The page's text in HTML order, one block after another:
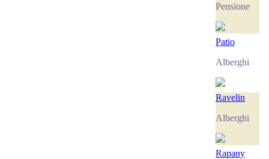
Pensione
Patio
Alberghi
Ravelin
Alberghi
Rapany